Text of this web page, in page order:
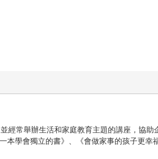
經常舉辦生活和家庭教育主題的講座，協
學會獨立的書》、《會做家事的孩子更幸